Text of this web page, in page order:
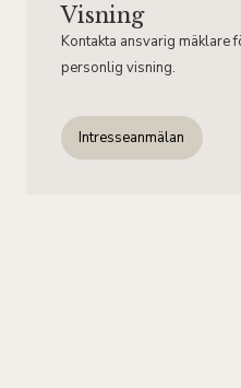
Visning
Kontakta ansvarig mäklare
personlig visning.
Intresseanmälan